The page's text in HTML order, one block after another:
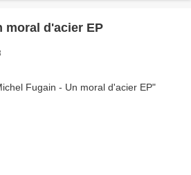
moral d'acier EP